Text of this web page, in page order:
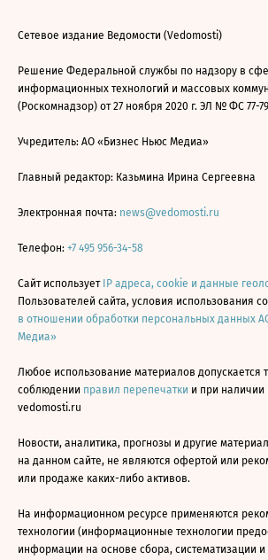
Сетевое издание Ведомости (Vedomosti)
Решение Федеральной службы по надзору в
информационных технологий и массовых
(Роскомнадзор) от 27 ноября 2020 г. ЭЛ № ФС 77-
Учредитель: АО «Бизнес Ньюс Медиа»
Главный редактор: Казьмина Ирина Сергеевна
Электронная почта: news@vedomosti.ru
Телефон: +7 495 956-34-58
Сайт использует IP адреса, cookie и данные
Пользователей сайта, условия использования
в отношении обработки персональных данных
Медиа»
Любое использование материалов допускается
соблюдении правил перепечатки и при наличии
vedomosti.ru
Новости, аналитика, прогнозы и другие
на данном сайте, не являются офертой или
или продаже каких-либо активов.
На информационном ресурсе применяются
технологии (информационные технологии
информации на основе сбора, систематизации